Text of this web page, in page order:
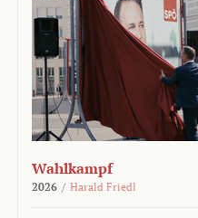
Wahlkampf
2026 / Harald Friedl